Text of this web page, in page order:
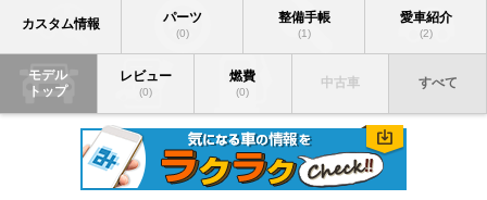
カスタム情報 パーツ
(0)
整備手帳
(1)
愛車紹介
(2)
モデル
トップ
レビュー
(0)
燃費
(0)
中古車 すべて